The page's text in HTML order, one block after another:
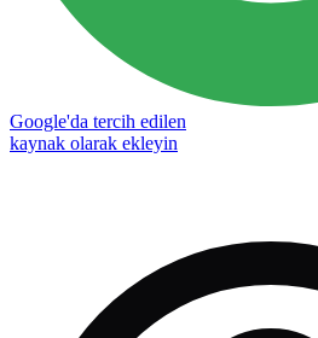
Google'da tercih edilen
kaynak olarak ekleyin